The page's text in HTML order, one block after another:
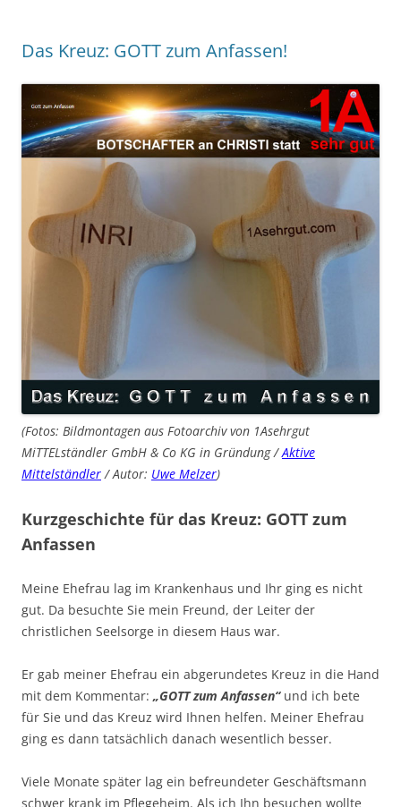
Das Kreuz: GOTT zum Anfassen!
(Fotos: Bildmontagen aus Fotoarchiv von 1Asehrgut
MiTTELständler GmbH & Co KG in Gründung /Aktive
Mittelständler/ Autor: Uwe Melzer)
Kurzgeschichte für das Kreuz: GOTT zum
Anfassen
Meine Ehefrau lag im Krankenhaus und Ihr ging es nicht
gut. Da besuchte Sie mein Freund, der Leiter der
christlichen Seelsorge in diesem Haus war.
Er gab meiner Ehefrau ein abgerundetes Kreuz in die Hand
mit dem Kommentar: „GOTT zum Anfassen“und ich bete
für Sie und das Kreuz wird Ihnen helfen. Meiner Ehefrau
ging es dann tatsächlich danach wesentlich besser.
Viele Monate später lag ein befreundeter Geschäftsmann
schwer krank im Pflegeheim. Als ich Ihn besuchen wollte